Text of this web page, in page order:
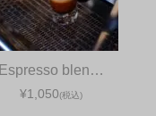
コメントをどうぞ
Espresso blen…
¥1,050(税込)